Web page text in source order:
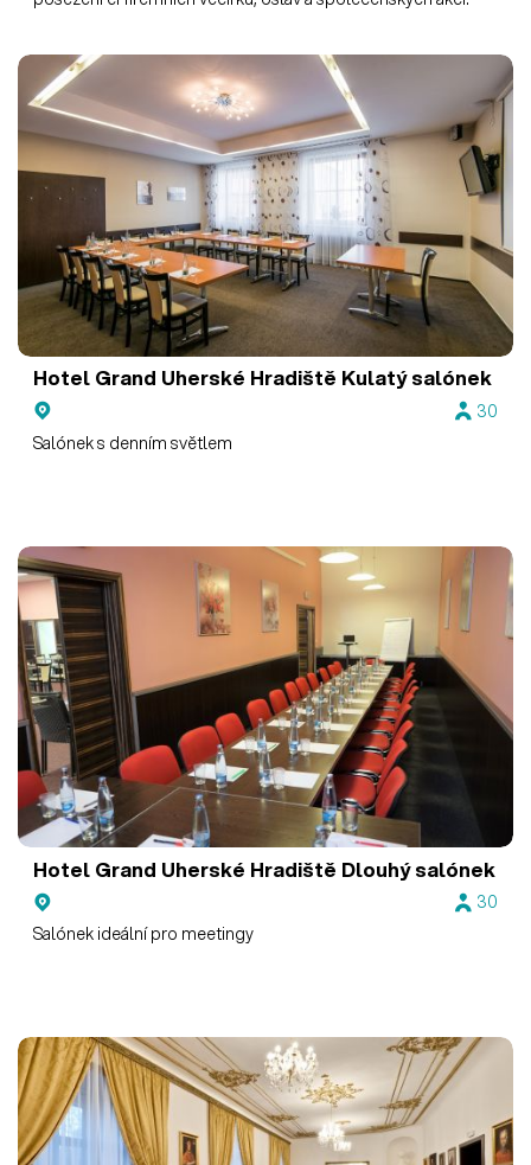
Hotel Grand Uherské Hradiště Kulatý salónek
30
Salónek s denním světlem
Hotel Grand Uherské Hradiště Dlouhý salónek
30
Salónek ideální pro meetingy